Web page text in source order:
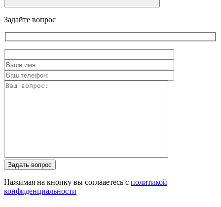
Задайте вопрос
Задать вопрос
Нажимая на кнопку вы соглааетесь с политикой
конфиденциальности